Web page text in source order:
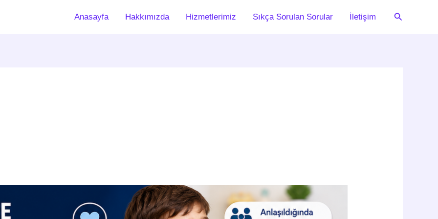
Anasayfa Hakkımızda Hizmetlerimiz Sıkça Sorulan Sorular İletişim Arama